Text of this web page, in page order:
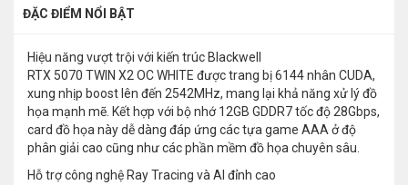
ĐẶC ĐIỂM NỔI BẬT
Hiệu năng vượt trội với kiến trúc Blackwell
RTX 5070 TWIN X2 OC WHITE được trang bị 6144 nhân CUDA,
xung nhịp boost lên đến 2542MHz, mang lại khả năng xử lý đồ
họa mạnh mẽ. Kết hợp với bộ nhớ 12GB GDDR7 tốc độ 28Gbps,
card đồ họa này dễ dàng đáp ứng các tựa game AAA ở độ
phân giải cao cũng như các phần mềm đồ họa chuyên sâu.
Hỗ trợ công nghệ Ray Tracing và AI đỉnh cao